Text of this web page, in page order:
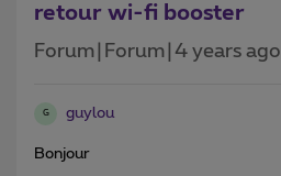
retour wi-fi booster
Forum|Forum|4 years ago
G guylou
Bonjour